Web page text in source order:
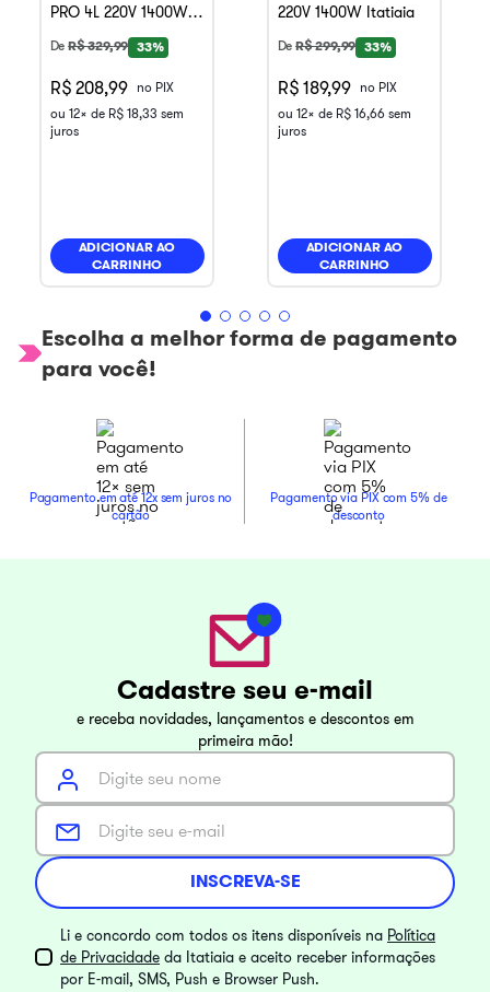
PRO 4L 220V 1400W
Itatiaia
DeR$329,99 33%
R$ 208,99
no PIX
ou 12x de R$ 18,33 sem
juros
ADICIONAR AO
CARRINHO
220V 1400W Itatiaia
DeR$299,99 33%
R$ 189,99
no PIX
ou 12x de R$ 16,66 sem
juros
ADICIONAR AO
CARRINHO
Escolha a melhor forma de pagamento
para você!
Pagamento em até 12x sem juros no
cartão
Pagamento via PIX com 5% de
desconto
Cadastre seu e-mail
e receba novidades, lançamentos e descontos em
primeira mão!
INSCREVA-SE
Li e concordo com todos os itens disponíveis na Política
de Privacidade da Itatiaia e aceito receber informações
por E-mail, SMS, Push e Browser Push.